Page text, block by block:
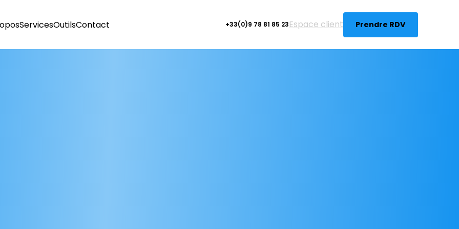
ServicesOutilsContact +33(0)9 78 81 85 23Espace client Prendre RDV